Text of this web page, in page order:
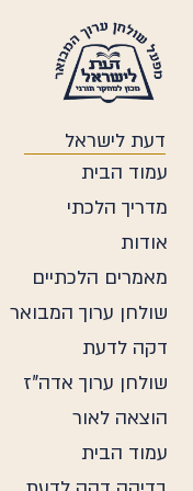
דעת לישראל
עמוד הבית
מדריך הלכתי
אודות
מאמרים הלכתיים
שולחן ערוך המבואר
דקה לדעת
שולחן ערוך אדה"ז
הוצאה לאור
עמוד הבית